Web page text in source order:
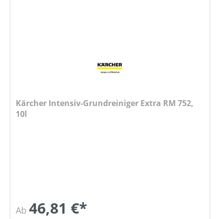
Kärcher Intensiv-Grundreiniger Extra RM 752,
10l
Ab 46,81 €*